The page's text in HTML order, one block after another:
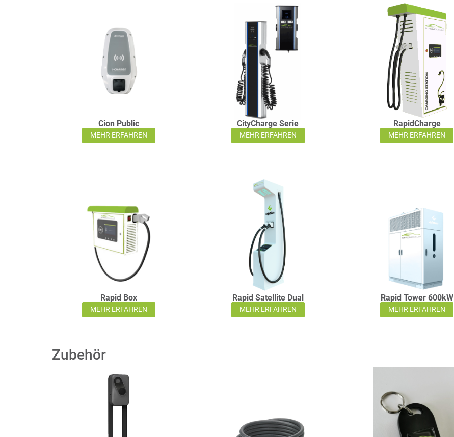
Cion Public
MEHR ERFAHREN
CityCharge Serie
MEHR ERFAHREN
RapidCharge
MEHR ERFAHREN
Rapid Box
MEHR ERFAHREN
Rapid Satellite Dual
MEHR ERFAHREN
Rapid Tower 600kW
MEHR ERFAHREN
Zubehör